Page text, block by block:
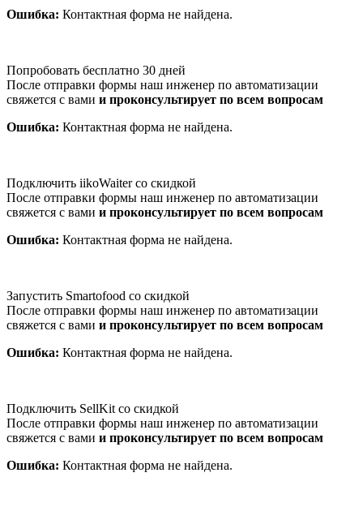
Ошибка: Контактная форма не найдена.
Попробовать бесплатно 30 дней
После отправки формы наш инженер по автоматизации
свяжется с вами и проконсультирует по всем вопросам
Ошибка: Контактная форма не найдена.
Подключить iikoWaiter со скидкой
После отправки формы наш инженер по автоматизации
свяжется с вами и проконсультирует по всем вопросам
Ошибка: Контактная форма не найдена.
Запустить Smartofood со скидкой
После отправки формы наш инженер по автоматизации
свяжется с вами и проконсультирует по всем вопросам
Ошибка: Контактная форма не найдена.
Подключить SellKit со скидкой
После отправки формы наш инженер по автоматизации
свяжется с вами и проконсультирует по всем вопросам
Ошибка: Контактная форма не найдена.